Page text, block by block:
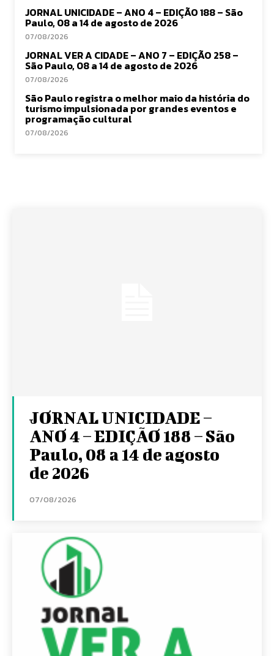
JORNAL UNICIDADE – ANO 4 – EDIÇÃO 188 – São
Paulo, 08 a 14 de agosto de 2026
07/08/2026
JORNAL VER A CIDADE – ANO 7 – EDIÇÃO 258 –
São Paulo, 08 a 14 de agosto de 2026
07/08/2026
São Paulo registra o melhor maio da história do
turismo impulsionada por grandes eventos e
programação cultural
07/08/2026
JORNAL UNICIDADE –
ANO 4 – EDIÇÃO 188 – São
Paulo, 08 a 14 de agosto
de 2026
07/08/2026